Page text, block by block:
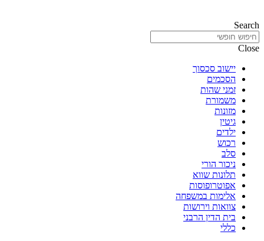
Search
Close
יישוב סכסוך
הסכמים
זמני שהות
משמורת
מזונות
גיטין
ילדים
רכוש
סלב
ניכור הורי
תלונות שווא
אפוטרופוסות
אלימות במשפחה
צוואות וירושות
בית הדין הרבני
כללי